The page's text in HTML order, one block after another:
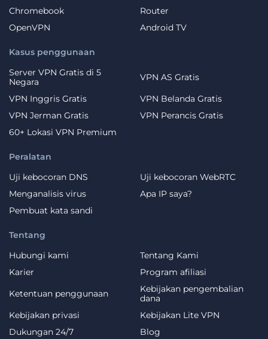
Chromebook
Router
OpenVPN
Android TV
Kasus penggunaan
Server VPN Gratis di 5
Negara
VPN AS Gratis
VPN Inggris Gratis
VPN Belanda Gratis
VPN Jerman Gratis
VPN Perancis Gratis
60+ Lokasi VPN Premium
Tentang
Hubungi kami
Tentang Kami
Karier
Program afiliasi
Ketentuan penggunaan
Kebijakan pengembalian
dana
Kebijakan privasi
Kebijakan Lite VPN
Dukungan 24/7
Blog
Peralatan
Uji kebocoran DNS
Uji kebocoran WebRTC
Menganalisis virus
Apa IP saya?
Pembuat kata sandi